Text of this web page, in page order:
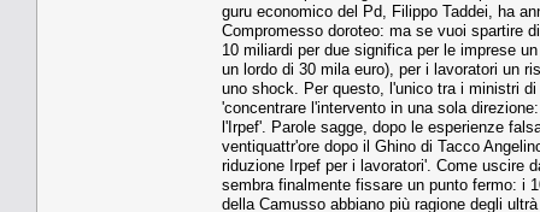
guru economico del Pd, Filippo Taddei, ha
Compromesso doroteo: ma se vuoi spartire
10 miliardi per due significa per le imprese
un lordo di 30 mila euro), per i lavoratori un
uno shock. Per questo, l'unico tra i ministri
'concentrare l'intervento in una sola
l'Irpef'. Parole sagge, dopo le esperienze
ventiquattr'ore dopo il Ghino di Tacco
riduzione Irpef per i lavoratori'. Come uscire
sembra finalmente fissare un punto fermo: i
della Camusso abbiano più ragione degli